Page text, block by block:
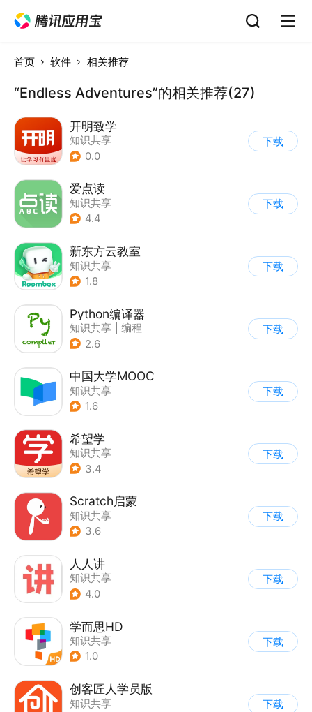
首页 软件 相关推荐
“Endless Adventures”的相关推荐(27)
开明致学
知识共享
0.0
下载
爱点读
知识共享
4.4
下载
新东方云教室
知识共享
1.8
下载
Python编译器
知识共享
编程
2.6
下载
中国大学MOOC
知识共享
1.6
下载
希望学
知识共享
3.4
下载
Scratch启蒙
知识共享
3.6
下载
人人讲
知识共享
4.0
下载
学而思HD
知识共享
1.0
下载
创客匠人学员版
知识共享
下载